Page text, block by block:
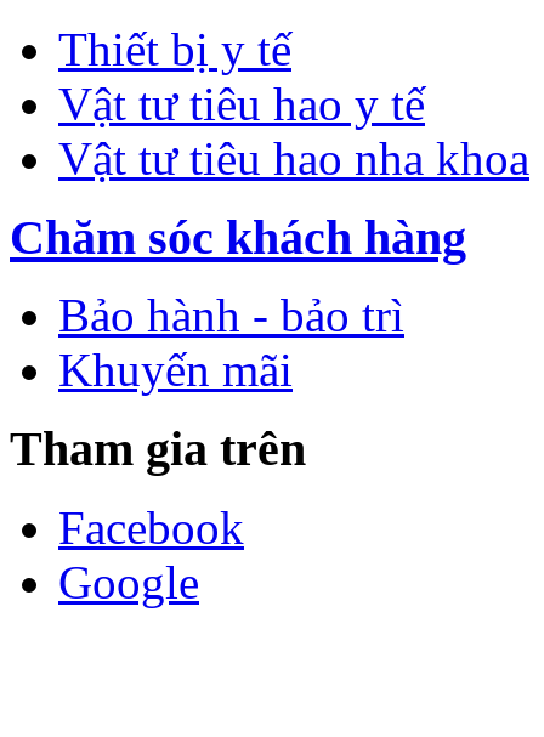
Thiết bị y tế
Vật tư tiêu hao y tế
Vật tư tiêu hao nha khoa
Chăm sóc khách hàng
Bảo hành - bảo trì
Khuyến mãi
Tham gia trên
Facebook
Google